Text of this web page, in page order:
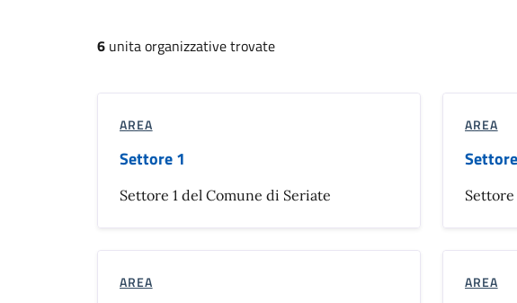
6 unita organizzative trovate
AREA
Settore 1
Settore 1 del Comune di Seriate
AREA
AREA AREA